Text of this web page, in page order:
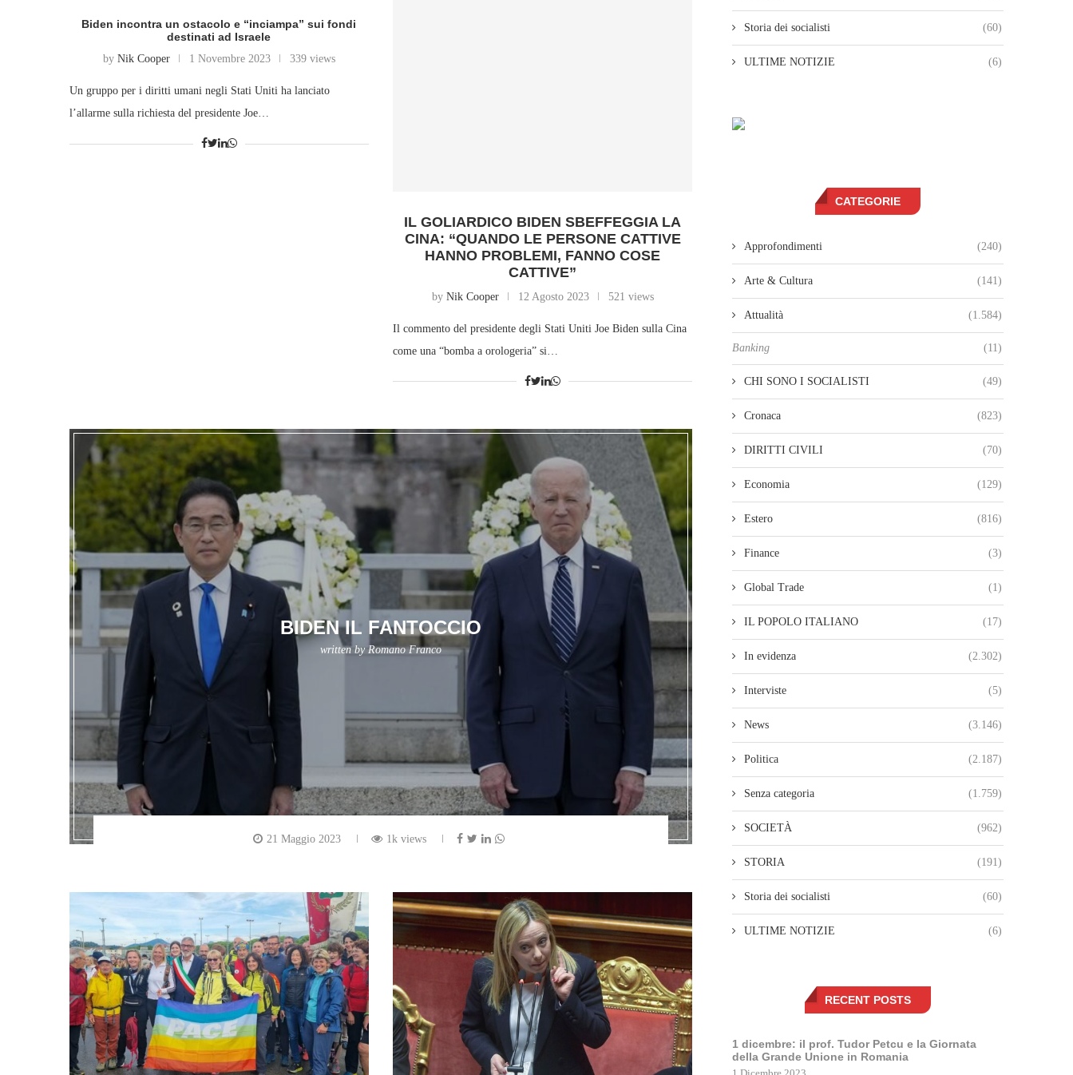
Biden incontra un ostacolo e “inciampa” sui fondi
destinati ad Israele
by Nik Cooper 1 Novembre 2023 339 views
Un gruppo per i diritti umani negli Stati Uniti ha lanciato
l’allarme sulla richiesta del presidente Joe…
IL GOLIARDICO BIDEN SBEFFEGGIA LA
CINA: “QUANDO LE PERSONE CATTIVE
HANNO PROBLEMI, FANNO COSE
CATTIVE”
by Nik Cooper 12 Agosto 2023 521 views
Il commento del presidente degli Stati Uniti Joe Biden sulla Cina
come una “bomba a orologeria” si…
BIDEN IL FANTOCCIO
written by Romano Franco
21 Maggio 2023 1k views
Storia dei socialisti (60)
ULTIME NOTIZIE (6)
CATEGORIE
Approfondimenti (240)
Arte & Cultura (141)
Attualità (1.584)
Banking (11)
CHI SONO I SOCIALISTI (49)
Cronaca (823)
DIRITTI CIVILI (70)
Economia (129)
Estero (816)
Finance (3)
Global Trade (1)
IL POPOLO ITALIANO (17)
In evidenza (2.302)
Interviste (5)
News (3.146)
Politica (2.187)
Senza categoria (1.759)
SOCIETÀ (962)
STORIA (191)
Storia dei socialisti (60)
ULTIME NOTIZIE (6)
RECENT POSTS
1 dicembre: il prof. Tudor Petcu e la Giornata
della Grande Unione in Romania